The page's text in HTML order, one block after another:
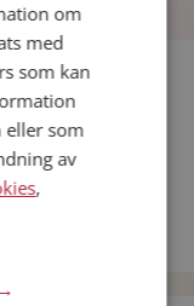
,Michael
om
med
som kan
eller som
av
,